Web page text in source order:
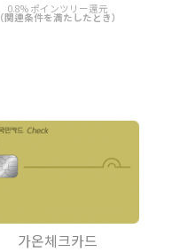
0.8% ポインツリー還元
（関連条件を満たしたとき）
가온체크카드